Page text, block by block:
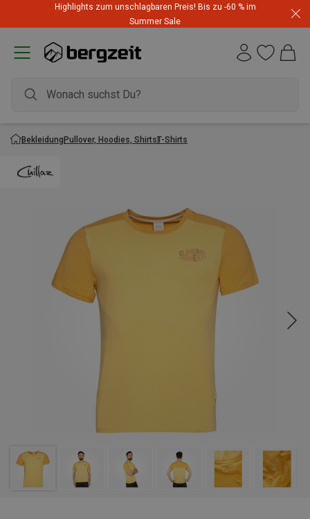
Highlights zum unschlagbaren Preis! Bis zu -60 % im
Summer Sale
BekleidungPullover, Hoodies, ShirtsT-Shirts